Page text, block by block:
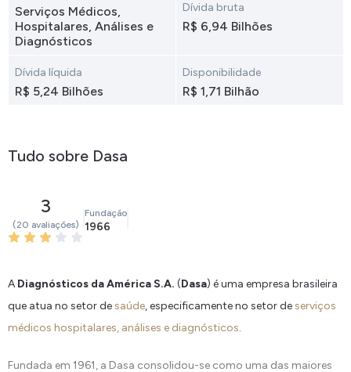
Serviços Médicos,
Hospitalares, Análises e
Diagnósticos
Dívida bruta
R$ 6,94 Bilhões
Dívida líquida
R$ 5,24 Bilhões
Disponibilidade
R$ 1,71 Bilhão
Tudo sobre Dasa
3
(20 avaliações)
Fundação
1966
ADiagnósticos da América S.A. (Dasa) é uma empresa brasileira
que atua no setor desaúde, especificamente no setor deserviços
médicos hospitalares, análises e diagnósticos.
Fundada em 1961, a Dasa consolidou-se como uma das maiores